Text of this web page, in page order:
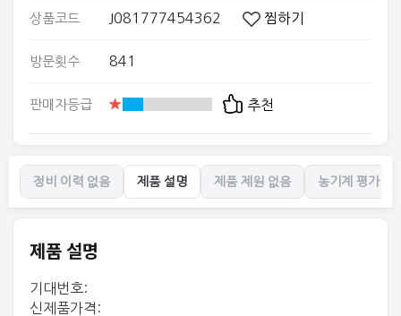
상품코드 J081777454362 찜하기
방문횟수 841
판매자등급 추천
정비 이력 없음 제품 설명 제품 제원 없음 농기계 평가 없
제품 설명
기대번호:
신제품가격: